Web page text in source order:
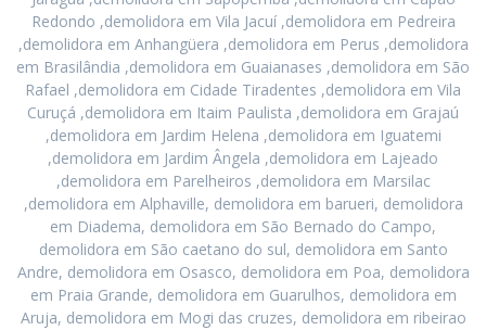
Redondo ,demolidora em Vila Jacuí ,demolidora em Pedreira
,demolidora em Anhangüera ,demolidora em Perus ,demolidora
em Brasilândia ,demolidora em Guaianases ,demolidora em São
Rafael ,demolidora em Cidade Tiradentes ,demolidora em Vila
Curuçá ,demolidora em Itaim Paulista ,demolidora em Grajaú
,demolidora em Jardim Helena ,demolidora em Iguatemi
,demolidora em Jardim Ângela ,demolidora em Lajeado
,demolidora em Parelheiros ,demolidora em Marsilac
,demolidora em Alphaville, demolidora em barueri, demolidora
em Diadema, demolidora em São Bernado do Campo,
demolidora em São caetano do sul, demolidora em Santo
Andre, demolidora em Osasco, demolidora em Poa, demolidora
em Praia Grande, demolidora em Guarulhos, demolidora em
Aruja, demolidora em Mogi das cruzes, demolidora em ribeirao